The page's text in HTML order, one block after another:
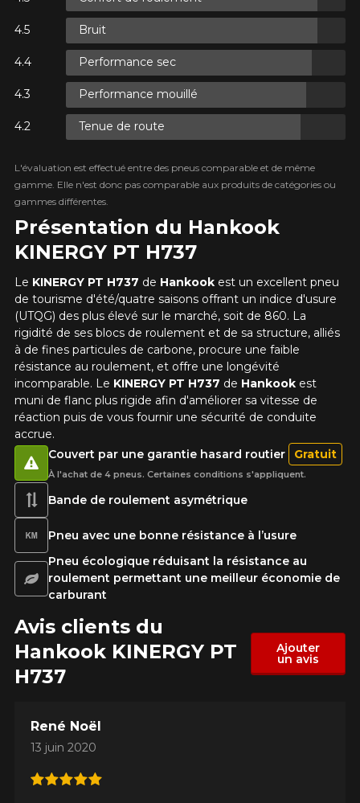
Présentation du Hankook
KINERGY PT H737
Le KINERGY PT H737 de Hankookest un excellent pneu
de tourisme d'été/quatre saisons offrant un indice d'usure
(UTQG) des plus élevé sur le marché, soit de 860. La
rigidité de ses blocs de roulement et de sa structure, alliés
à de fines particules de carbone, procure une faible
résistance au roulement, et offre une longévité
incomparable. Le KINERGY PT H737 de Hankook est
muni de flanc plus rigide afin d'améliorer sa vitesse de
réaction puis de vous fournir une sécurité de conduite
accrue.
Bruit
Performance sec
Performance mouillé
Tenue de route
L'évaluation est effectué entre des pneus comparable et de même
gamme. Elle n'est donc pas comparable aux produits de catégories ou
gammes différentes.
Bande de roulement asymétrique
Pneu avec une bonne résistance à l’usure
Pneu écologique réduisant la résistance au
roulement permettant une meilleur économie de
carburant
Couvert par une garantie hasard routier Gratuit
À l'achat de 4 pneus. Certaines conditions s'appliquent.
Avis clients du
Hankook KINERGY PT
H737
Ajouter
un avis
René Noël
13 juin 2020
AJOUTER UN AVIS